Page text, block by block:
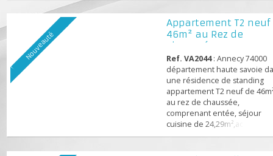
Nouveauté
Appartement T2
46m² au Rez de
chaussée
Ref. VA2044: Annecy
département haute
une résidence de
appartement T2 neuf de
au rez de chaussée,
comprenant entée, séjour
cuisine de 24,29m²,accès